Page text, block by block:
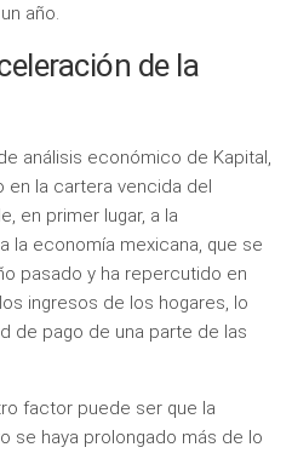
año.
de la
análisis económico de Kapital,
la cartera vencida del
en primer lugar, a la
la economía mexicana, que se
pasado y ha repercutido en
ingresos de los hogares, lo
de pago de una parte de las
factor puede ser que la
se haya prolongado más de lo